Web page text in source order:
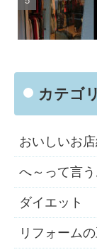
カテゴ
おいしいお
へ～って言
ダイエット
リフォーム